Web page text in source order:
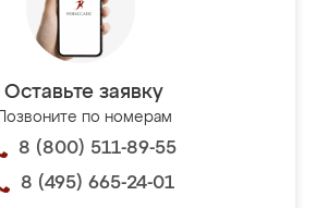
Оставьте заявку
Позвоните по номерам
8 (800) 511-89-55
8 (495) 665-24-01